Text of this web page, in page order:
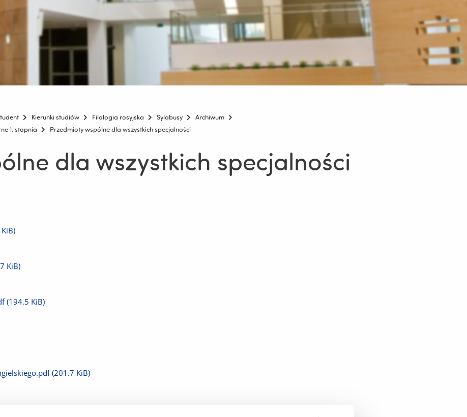
Kierunki studiów Filologia rosyjska Sylabusy
Archiwum
1. stopnia
Przedmioty wspólne dla wszystkich specjalności
dla wszystkich specjalności
KiB)
(194.5 KiB)
(201.7 KiB)